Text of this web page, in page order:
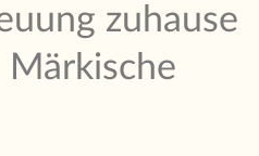
zuhause